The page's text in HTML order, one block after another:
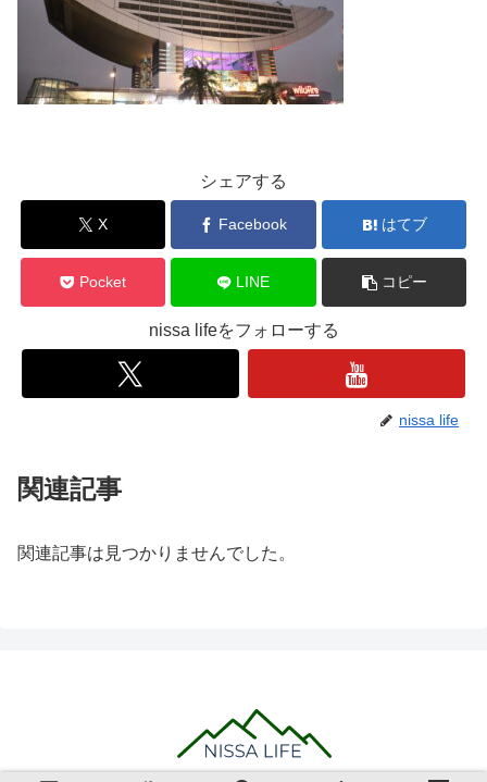
シェアする
X Facebook はてブ
Pocket LINE コピー
nissa lifeをフォローする
nissa life
関連記事
関連記事は見つかりませんでした。